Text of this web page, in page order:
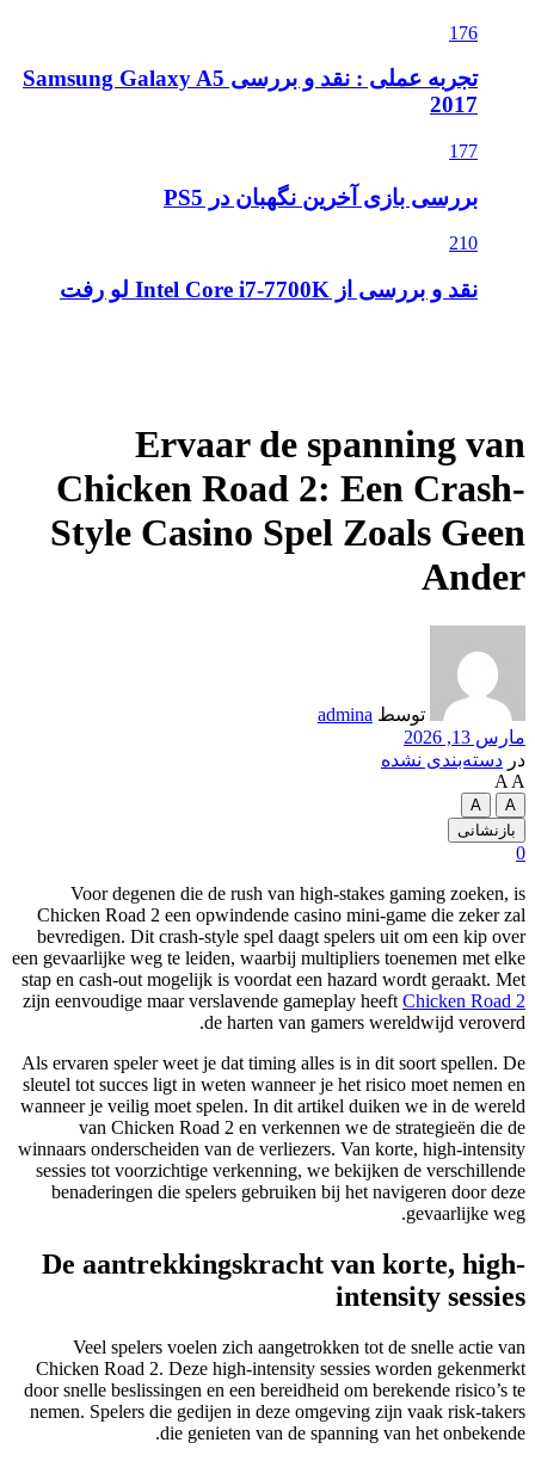
176
تجربه عملی : نقد و بررسی Samsung Galaxy A5
2017
177
بررسی بازی آخرین نگهبان در PS5
210
نقد و بررسی از Intel Core i7-7700K لو رفت
Ervaar de spanning van
Chicken Road 2: Een Crash-
Style Casino Spel Zoals Geen
Ander
توسط admina
مارس 13, 2026
در دسته‌بندی نشده
A A
A
A
بازنشانی
0
Voor degenen die de rush van high-stakes gaming zoeken, is
Chicken Road 2 een opwindende casino mini-game die zeker zal
bevredigen. Dit crash-style spel daagt spelers uit om een kip over
een gevaarlijke weg te leiden, waarbij multipliers toenemen met elke
stap en cash-out mogelijk is voordat een hazard wordt geraakt. Met
zijn eenvoudige maar verslavende gameplay heeft Chicken Road 2
de harten van gamers wereldwijd veroverd.
Als ervaren speler weet je dat timing alles is in dit soort spellen. De
sleutel tot succes ligt in weten wanneer je het risico moet nemen en
wanneer je veilig moet spelen. In dit artikel duiken we in de wereld
van Chicken Road 2 en verkennen we de strategieën die de
winnaars onderscheiden van de verliezers. Van korte, high-intensity
sessies tot voorzichtige verkenning, we bekijken de verschillende
benaderingen die spelers gebruiken bij het navigeren door deze
gevaarlijke weg.
De aantrekkingskracht van korte, high-
intensity sessies
Veel spelers voelen zich aangetrokken tot de snelle actie van
Chicken Road 2. Deze high-intensity sessies worden gekenmerkt
door snelle beslissingen en een bereidheid om berekende risico’s te
nemen. Spelers die gedijen in deze omgeving zijn vaak risk-takers
die genieten van de spanning van het onbekende.